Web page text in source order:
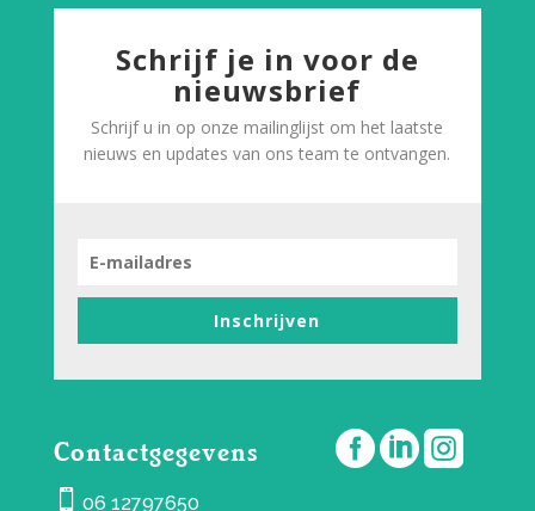
Schrijf je in voor de
nieuwsbrief
Schrijf u in op onze mailinglijst om het laatste
nieuws en updates van ons team te ontvangen.
Inschrijven
Contactgegevens
 06 12797650
 